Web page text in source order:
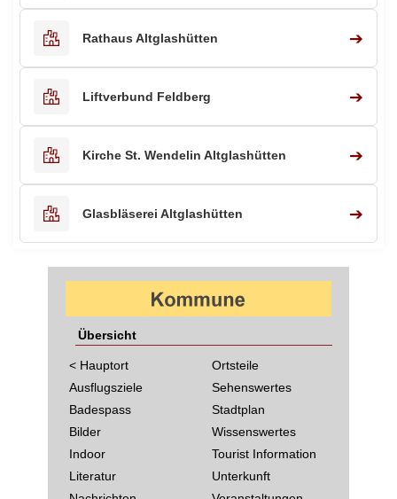
Rathaus Altglashütten ➔
Liftverbund Feldberg ➔
Kirche St. Wendelin Altglashütten ➔
Glasbläserei Altglashütten ➔
Übersicht
< Hauptort
Ausflugsziele
Badespass
Bilder
Indoor
Literatur
Ortsteile
Sehenswertes
Stadtplan
Wissenswertes
Tourist Information
Unterkunft